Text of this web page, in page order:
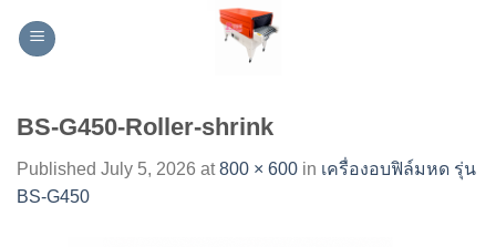
BS-G450-Roller-shrink
Published July 5, 2026 at800 × 600 in เครื่องอบฟิล์มหด รุ่น
BS-G450